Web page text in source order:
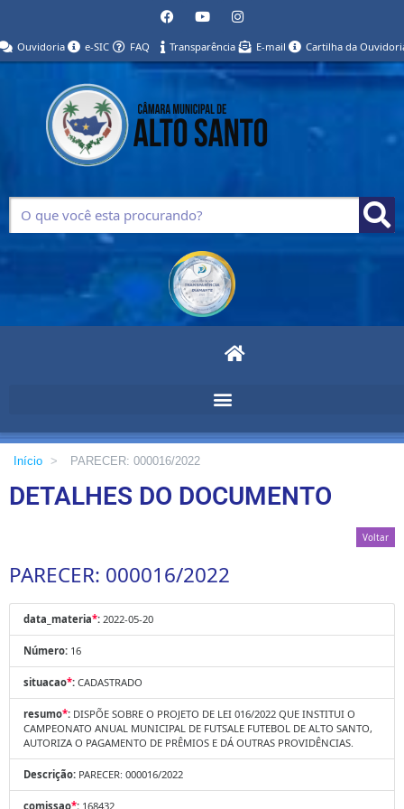
Ouvidoria e-SIC FAQ Transparência E-mail Cartilha da
Início > PARECER: 000016/2022
DETALHES DO DOCUMENTO
Voltar
PARECER: 000016/2022
data_materia*: 2022-05-20
Número: 16
situacao*: CADASTRADO
resumo*: DISPÕE SOBRE O PROJETO DE LEI 016/2022 QUE INSTITUI O
CAMPEONATO ANUAL MUNICIPAL DE FUTSALE FUTEBOL DE ALTO SANTO,
AUTORIZA O PAGAMENTO DE PRÊMIOS E DÁ OUTRAS PROVIDÊNCIAS.
Descrição: PARECER: 000016/2022
comissao*: 168432